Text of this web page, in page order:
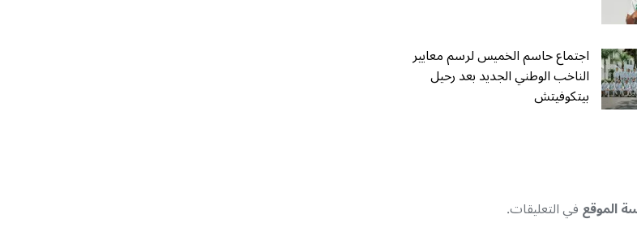
اجتماع حاسم الخميس لرسم معايير
الناخب الوطني الجديد بعد رحيل
بيتكوفيتش
الموقعفي التعليقات.